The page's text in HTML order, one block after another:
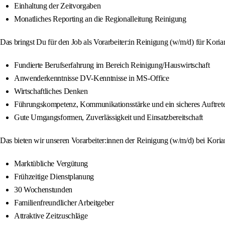
Einhaltung der Zeitvorgaben
Monatliches Reporting an die Regionalleitung Reinigung
Das bringst Du für den Job als Vorarbeiter:in Reinigung (w/m/d) für
Fundierte Berufserfahrung im Bereich Reinigung/Hauswirtschaft
Anwenderkenntnisse DV-Kenntnisse in MS-Office
Wirtschaftliches Denken
Führungskompetenz, Kommunikationsstärke und ein sicheres
Gute Umgangsformen, Zuverlässigkeit und Einsatzbereitschaft
Das bieten wir unseren Vorarbeiter:innen der Reinigung (w/m/d) bei
Marktübliche Vergütung
Frühzeitige Dienstplanung
30 Wochenstunden
Familienfreundlicher Arbeitgeber
Attraktive Zeitzuschläge